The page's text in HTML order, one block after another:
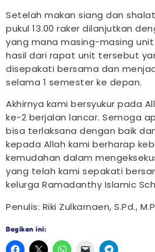
Setelah makan siang dan
pukul 13.00 raker dilanjutkan
yang mana masing-masing
hasil dari rapat unit tersebut
disepakati bersama dan
selama 1 semester ke depan.
Akhirnya kami bersyukur pada
ke-2 berjalan lancar. Semoga
bisa terlaksana dengan baik
kepada Allah kami berharap
kemudahan dalam
yang telah kami sepakati
kelurga Ramadanthy Islamic
Penulis: Riki Zulkarnaen, S.Pd.,
Bagikan ini: